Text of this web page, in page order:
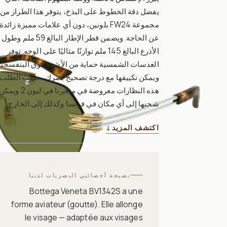
يفضل دقة الخطوط على البذخ، يتوفر هذا الطراز من
مجموعة FW24 بلونين، دون أي علامات مميزة زائدة
عن الحاجة. ويضمن قطر الإطار البالغ 59 ملم وطول
الأذرع البالغ 145 ملم توازنًا مثاليًا على الوجه. توفر
العدسات الشمسية حماية من الأشعة فوق
ويمكن تكييفها مع درجة تصحيح بصرك، حسب
هذه النظارات معروضة في متجرنا في ليون
شحنها إلى أي مكان في فرنسا وكذلك إلى الخارج.
اكتشف المزيد ↓
نصيحة أخصائيي البصريات لدينا
Bottega Veneta BV1342S a une
forme aviateur (goutte). Elle allonge
le visage — adaptée aux visages